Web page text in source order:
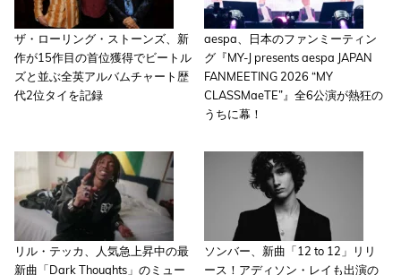
ザ・ローリング・ストーンズ、新
作が15作目の首位獲得でビートル
ズと並ぶ全英アルバムチャート歴
代2位タイを記録
aespa、日本のファンミーティン
グ『MY-J presents aespa JAPAN
FANMEETING 2026 “MY
CLASSMaeTE”』全6公演が熱狂の
うちに幕！
リル・テッカ、人気急上昇中の最
新曲「Dark Thoughts」のミュー
ソンバー、新曲「12 to 12」リリ
ース！アディソン・レイも出演の